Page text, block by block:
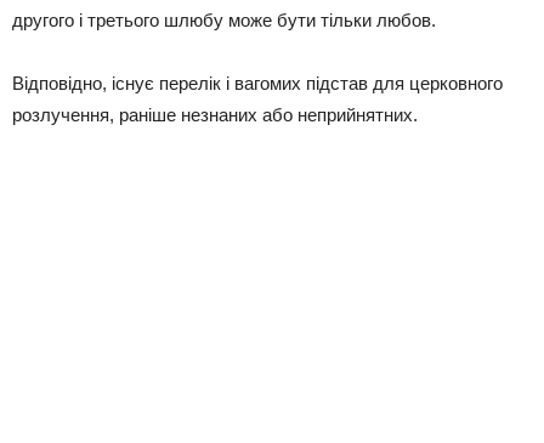
другого і третього шлюбу може бути тільки любов.
Відповідно, існує перелік і вагомих підстав для церковного
розлучення, раніше незнаних або неприйнятних.